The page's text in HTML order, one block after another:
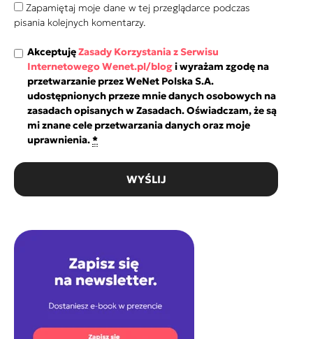
Zapamiętaj moje dane w tej przeglądarce podczas
pisania kolejnych komentarzy.
AkceptujęZasady Korzystania z Serwisu
Internetowego Wenet.pl/blogi wyrażam zgodę na
przetwarzanie przez WeNet Polska S.A.
udostępnionych przeze mnie danych osobowych na
zasadach opisanych w Zasadach. Oświadczam, że są
mi znane cele przetwarzania danych oraz moje
uprawnienia.*